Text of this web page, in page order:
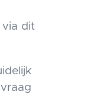
via dit